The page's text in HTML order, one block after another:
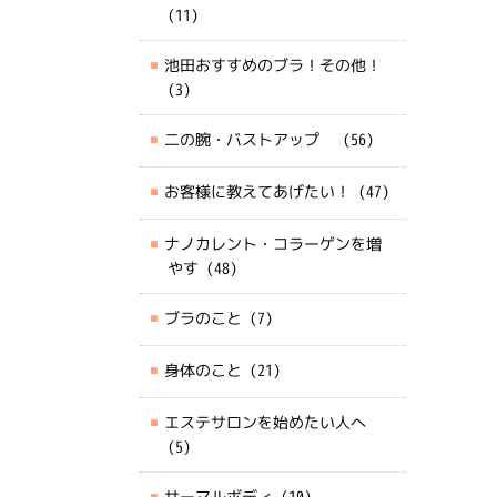
(11)
池田おすすめのブラ！その他！
(3)
二の腕・バストアップ (56)
お客様に教えてあげたい！ (47)
ナノカレント・コラーゲンを増
やす (48)
ブラのこと (7)
身体のこと (21)
エステサロンを始めたい人へ
(5)